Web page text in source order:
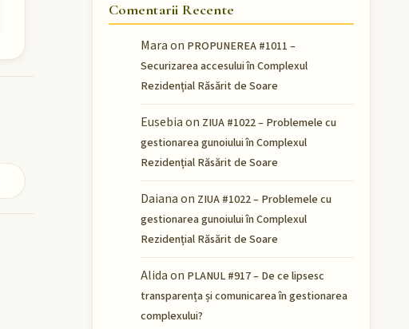
Comentarii Recente
Maraon PROPUNEREA #1011 –
Securizarea accesului în Complexul
Rezidențial Răsărit de Soare
Eusebiaon ZIUA #1022 – Problemele cu
gestionarea gunoiului în Complexul
Rezidențial Răsărit de Soare
Daianaon ZIUA #1022 – Problemele cu
gestionarea gunoiului în Complexul
Rezidențial Răsărit de Soare
Alidaon PLANUL #917 – De ce lipsesc
transparența și comunicarea în gestionarea
complexului?